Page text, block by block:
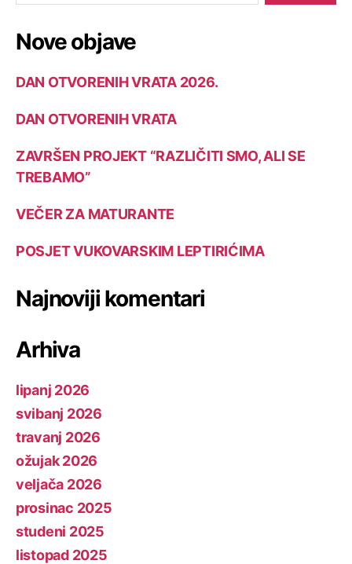
Nove objave
DAN OTVORENIH VRATA 2026.
DAN OTVORENIH VRATA
ZAVRŠEN PROJEKT “RAZLIČITI SMO, ALI SE
TREBAMO”
VEČER ZA MATURANTE
POSJET VUKOVARSKIM LEPTIRIĆIMA
Najnoviji komentari
Arhiva
lipanj 2026
svibanj 2026
travanj 2026
ožujak 2026
veljača 2026
prosinac 2025
studeni 2025
listopad 2025